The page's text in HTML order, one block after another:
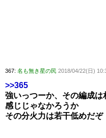
367: 名も無き星の民 2018/04/22(日)
>>365
強いっつーか、その編成
感じじゃなかろうか
その分火力は若干低めだぞ